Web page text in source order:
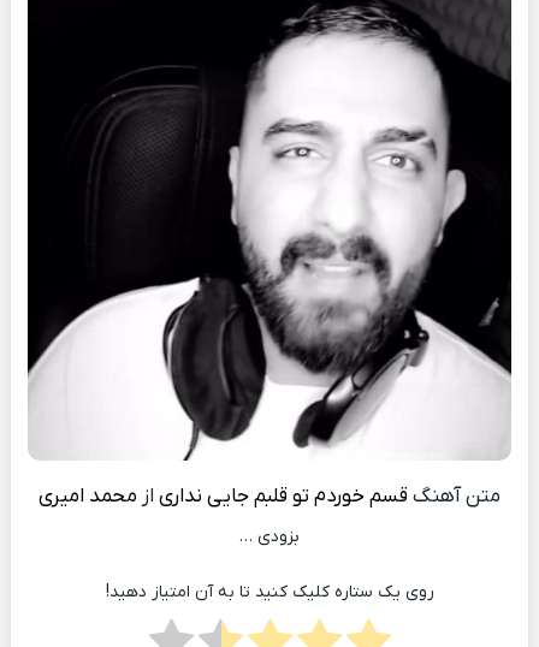
متن آهنگ قسم خوردم تو قلبم جایی نداری از محمد امیری
بزودی …
روی یک ستاره کلیک کنید تا به آن امتیاز دهید!